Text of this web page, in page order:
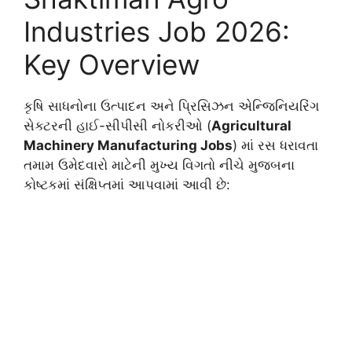
Industries Job 2026:
Key Overview
કૃષિ સાધનોના ઉત્પાદન અને પ્રિસિઝન એન્જિનિયરિંગ
સેક્ટરની હાઈ-સીપીસી નોકરીઓ (Agricultural
Machinery Manufacturing Jobs) માં રસ ધરાવતા
તમામ ઉમેદવારો માટેની મુખ્ય વિગતો નીચે મુજબના
કોષ્ટકમાં સંક્ષિપ્તમાં આપવામાં આવી છે: